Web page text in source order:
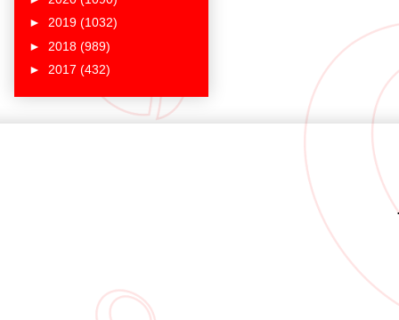
► 2019 (1032)
► 2018 (989)
► 2017 (432)